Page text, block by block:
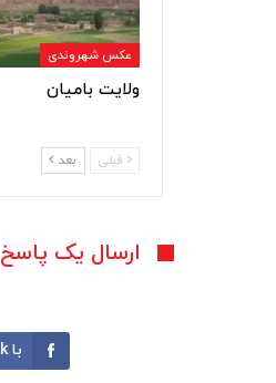
عکس شهروندی
ولایت بامیان
قبلی بعد
ارسال یک پاسخ
با Facebook وارد شوید